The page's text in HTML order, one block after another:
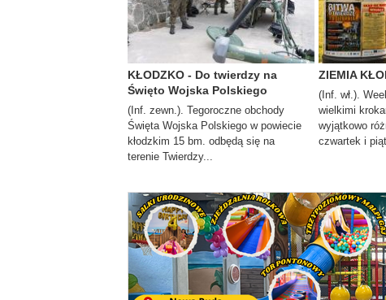
KŁODZKO - Do twierdzy na
Święto Wojska Polskiego
(Inf. zewn.). Tegoroczne obchody
Święta Wojska Polskiego w powiecie
kłodzkim 15 bm. odbędą się na
terenie Twierdzy...
ZIEMIA
(Inf. wł.).
wielkimi
wyjątkowo
czwartek i